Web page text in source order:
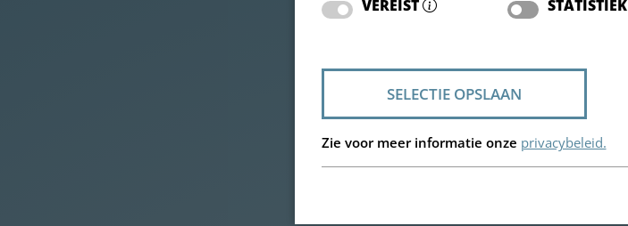
VEREIST STATISTIEK
SELECTIE OPSLAAN
Zie voor meer informatie onze privacybeleid.